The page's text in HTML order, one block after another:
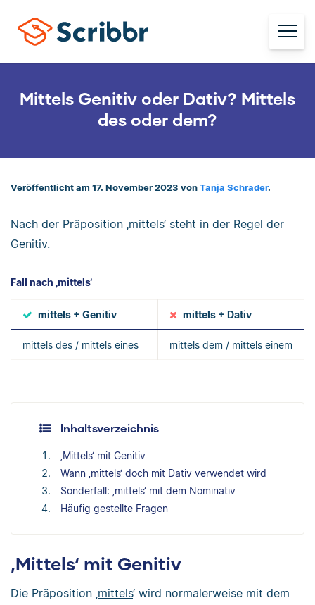
Mittels Genitiv oder Dativ? Mittels
des oder dem?
Veröffentlicht am 17. November 2023 von Tanja Schrader.
Nach der Präposition ‚mittels‘ steht in der Regel der
Genitiv.
Fall nach ‚mittels‘
mittels + Genitiv mittels + Dativ
mittels des / mittels eines mittels dem / mittels einem
Inhaltsverzeichnis
‚Mittels‘ mit Genitiv
Wann ‚mittels‘ doch mit Dativ verwendet wird
Sonderfall: ‚mittels‘ mit dem Nominativ
Häufig gestellte Fragen
‚Mittels‘ mit Genitiv
Die Präposition ‚mittels‘ wird normalerweise mit dem